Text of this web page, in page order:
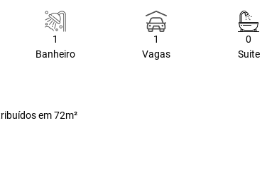
1
Banheiro
1
Vagas
0
Suite
em 72m²